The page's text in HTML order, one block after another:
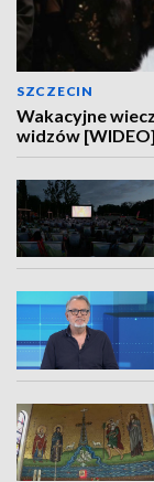
SZCZECIN
Wakacyjne
widzów [WIDEO]